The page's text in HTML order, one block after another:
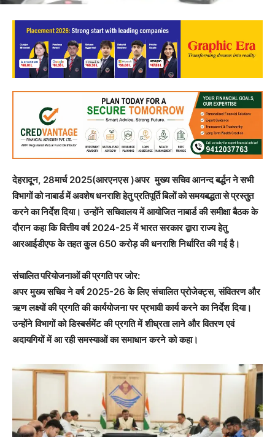
देहरादून, 28मार्च 2025(आरएनएस )अपर मुख्य सचिवआनन्द बर्द्धन ने सभी
विभागों को नाबार्ड में अवशेष धनराशि हेतु प्रतिपूर्ति बिलों को समयबद्धता से प्रस्तुत
करने का निर्देश दिया। उन्होंने सचिवालय में आयोजित नाबार्ड की समीक्षा बैठक के
दौरान कहा कि वित्तीय वर्ष 2024-25 में भारत सरकार द्वारा राज्य हेतु
आरआईडीएफ के तहत कुल 650 करोड़ की धनराशि निर्धारित की गई है।
संचालित परियोजनाओं की प्रगति पर जोर:
अपर मुख्य सचिव ने वर्ष 2025-26 के लिए संचालित प्रोजेक्ट्स, संवितरण और
ऋण लक्ष्यों की प्रगति की कार्ययोजना पर प्रभावी कार्य करने का निर्देश दिया।
उन्होंने विभागों को डिस्बर्समेंट की प्रगति में शीघ्रता लाने और वितरण एवं
अदायगियों में आ रही समस्याओं का समाधान करने को कहा।